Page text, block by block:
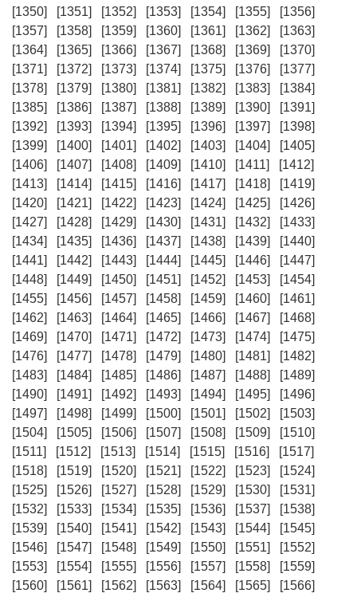
[1350]
[1351] [1352] [1353] [1354] [1355]
[1356]
[1357]
[1358] [1359] [1360] [1361] [1362]
[1363]
[1364]
[1365] [1366] [1367] [1368] [1369]
[1370]
[1371]
[1372] [1373] [1374] [1375] [1376]
[1377]
[1378]
[1379] [1380] [1381] [1382] [1383]
[1384]
[1385]
[1386] [1387] [1388] [1389] [1390]
[1391]
[1392]
[1393] [1394] [1395] [1396] [1397]
[1398]
[1399]
[1400] [1401] [1402] [1403] [1404]
[1405]
[1406]
[1407] [1408] [1409] [1410] [1411]
[1412]
[1413]
[1414] [1415] [1416] [1417] [1418]
[1419]
[1420]
[1421] [1422] [1423] [1424] [1425]
[1426]
[1427]
[1428] [1429] [1430] [1431] [1432]
[1433]
[1434]
[1435] [1436] [1437] [1438] [1439]
[1440]
[1441]
[1442] [1443] [1444] [1445] [1446]
[1447]
[1448]
[1449] [1450] [1451] [1452] [1453]
[1454]
[1455]
[1456] [1457] [1458] [1459] [1460]
[1461]
[1462]
[1463] [1464] [1465] [1466] [1467]
[1468]
[1469]
[1470] [1471] [1472] [1473] [1474]
[1475]
[1476]
[1477] [1478] [1479] [1480] [1481]
[1482]
[1483]
[1484] [1485] [1486] [1487] [1488]
[1489]
[1490]
[1491] [1492] [1493] [1494] [1495]
[1496]
[1497]
[1498] [1499] [1500] [1501] [1502]
[1503]
[1504]
[1505] [1506] [1507] [1508] [1509]
[1510]
[1511]
[1512] [1513] [1514] [1515] [1516]
[1517]
[1518]
[1519] [1520] [1521] [1522] [1523]
[1524]
[1525]
[1526] [1527] [1528] [1529] [1530]
[1531]
[1532]
[1533] [1534] [1535] [1536] [1537]
[1538]
[1539]
[1540] [1541] [1542] [1543] [1544]
[1545]
[1546]
[1547] [1548] [1549] [1550] [1551]
[1552]
[1553]
[1554] [1555] [1556] [1557] [1558]
[1559]
[1560]
[1561] [1562] [1563] [1564] [1565]
[1566]